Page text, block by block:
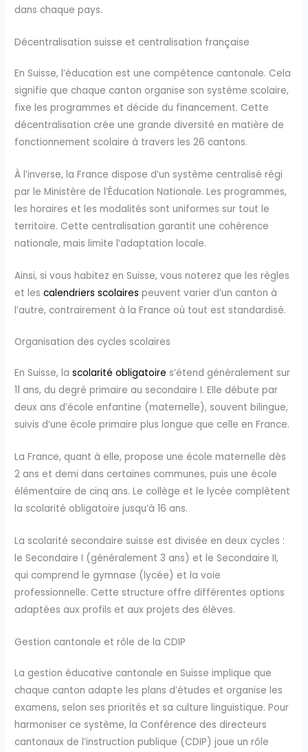
dans chaque pays.
Décentralisation suisse et centralisation française
En Suisse, l’éducation est une compétence cantonale. Cela
signifie que chaque canton organise son système scolaire,
fixe les programmes et décide du financement. Cette
décentralisation crée une grande diversité en matière de
fonctionnement scolaire à travers les 26 cantons.
À l’inverse, la France dispose d’un système centralisé régi
par le Ministère de l’Éducation Nationale. Les programmes,
les horaires et les modalités sont uniformes sur tout le
territoire. Cette centralisation garantit une cohérence
nationale, mais limite l’adaptation locale.
Ainsi, si vous habitez en Suisse, vous noterez que les règles
et lescalendriers scolaires peuvent varier d’un canton à
l’autre, contrairement à la France où tout est standardisé.
Organisation des cycles scolaires
En Suisse, lascolarité obligatoire s’étend généralement sur
11 ans, du degré primaire au secondaire I. Elle débute par
deux ans d’école enfantine (maternelle), souvent bilingue,
suivis d’une école primaire plus longue que celle en France.
La France, quant à elle, propose une école maternelle dès
2 ans et demi dans certaines communes, puis une école
élémentaire de cinq ans. Le collège et le lycée complètent
la scolarité obligatoire jusqu’à 16 ans.
La scolarité secondaire suisse est divisée en deux cycles :
le Secondaire I (généralement 3 ans) et le Secondaire II,
qui comprend le gymnase (lycée) et la voie
professionnelle. Cette structure offre différentes options
adaptées aux profils et aux projets des élèves.
Gestion cantonale et rôle de la CDIP
La gestion éducative cantonale en Suisse implique que
chaque canton adapte les plans d’études et organise les
examens, selon ses priorités et sa culture linguistique. Pour
harmoniser ce système, la Conférence des directeurs
cantonaux de l’instruction publique (CDIP) joue un rôle